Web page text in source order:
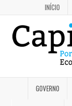
INÍCIO
GOVERNO